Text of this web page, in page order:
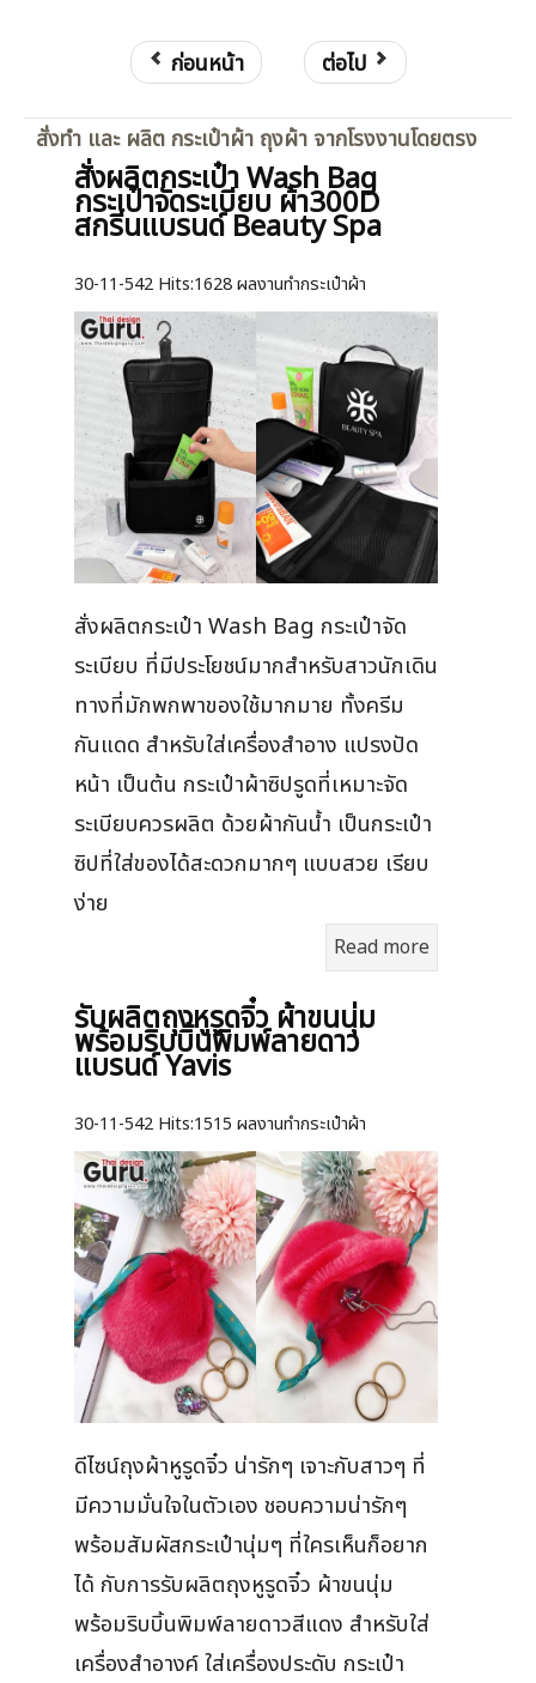
ก่อนหน้า ต่อไป
สั่งทำ และ ผลิต กระเป๋าผ้า ถุงผ้า จากโรงงานโดยตรง
สั่งผลิตกระเป๋า Wash Bag
กระเป๋าจัดระเบียบ ผ้า300D
สกรีนแบรนด์ Beauty Spa
30-11-542 Hits:1628 ผลงานทำกระเป๋าผ้า
สั่งผลิตกระเป๋า Wash Bag กระเป๋าจัด
ระเบียบ ที่มีประโยชน์มากสำหรับสาวนักเดิน
ทางที่มักพกพาของใช้มากมาย ทั้งครีม
กันแดด สำหรับใส่เครื่องสำอาง แปรงปัด
หน้า เป็นต้น กระเป๋าผ้าซิปรูดที่เหมาะจัด
ระเบียบควรผลิต ด้วยผ้ากันน้ำ เป็นกระเป๋า
ซิปที่ใส่ของได้สะดวกมากๆ แบบสวย เรียบ
ง่าย
Read more
รับผลิตถุงหูรูดจิ๋ว ผ้าขนนุ่ม
พร้อมริบบิ้นพิมพ์ลายดาว
แบรนด์ Yavis
30-11-542 Hits:1515 ผลงานทำกระเป๋าผ้า
ดีไซน์ถุงผ้าหูรูดจิ๋ว น่ารักๆ เจาะกับสาวๆ ที่
มีความมั่นใจในตัวเอง ชอบความน่ารักๆ
พร้อมสัมผัสกระเป๋านุ่มๆ ที่ใครเห็นก็อยาก
ได้ กับการรับผลิตถุงหูรูดจิ๋ว ผ้าขนนุ่ม
พร้อมริบบิ้นพิมพ์ลายดาวสีแดง สำหรับใส่
เครื่องสำอางค์ ใส่เครื่องประดับ กระเป๋า